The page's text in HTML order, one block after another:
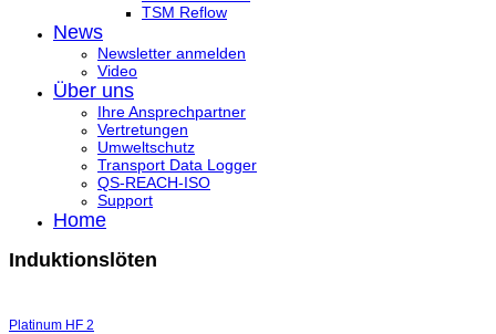
TSM Reflow
News
Newsletter anmelden
Video
Über uns
Ihre Ansprechpartner
Vertretungen
Umweltschutz
Transport Data Logger
QS-REACH-ISO
Support
Home
Induktionslöten
Platinum HF 2